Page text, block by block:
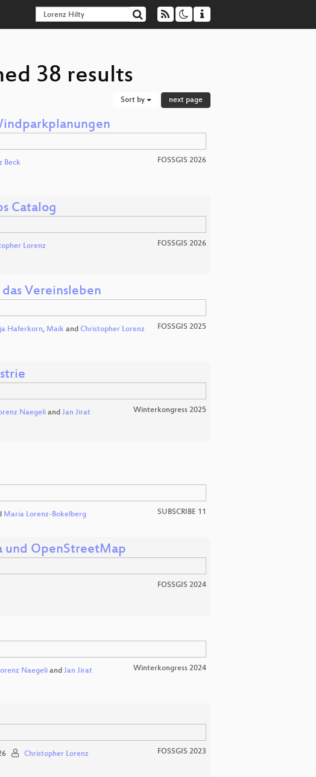
38 results
Sort by next page
Beck FOSSGIS 2026
Catalog
Lorenz FOSSGIS 2026
Vereinsleben
Haferkorn, Maikand Christopher Lorenz FOSSGIS 2025
Naegeliand Jan Jirat Winterkongress 2025
Maria Lorenz-Bokelberg SUBSCRIBE 11
und OpenStreetMap
FOSSGIS 2024
Naegeliand Jan Jirat Winterkongress 2024
Christopher Lorenz FOSSGIS 2023